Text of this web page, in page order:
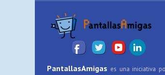
PantallasAmigas es una iniciativa